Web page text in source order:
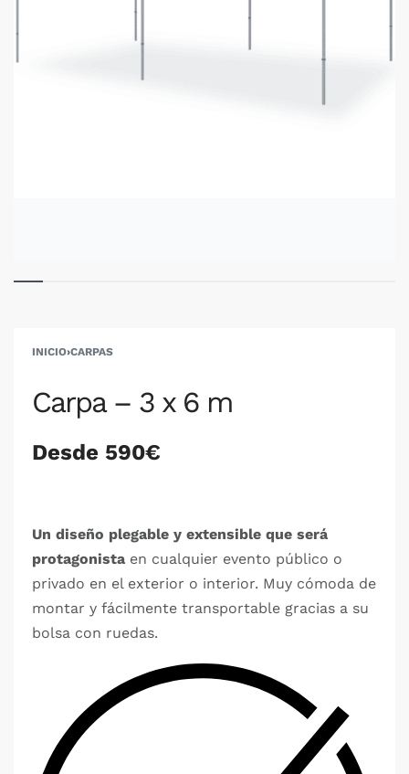
INICIO›CARPAS
Carpa – 3 x 6 m
Desde 590€
Un diseño plegable y extensible que será
protagonista en cualquier evento público o
privado en el exterior o interior. Muy cómoda de
montar y fácilmente transportable gracias a su
bolsa con ruedas.